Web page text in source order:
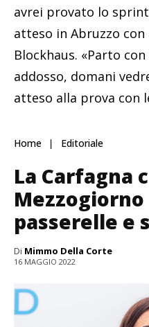
avrei provato lo
atteso in Abruzzo
Blockhaus. «Parto
addosso, domani
atteso alla prova con
Home Editoriale
La Carfagna
passerelle e
Di Mimmo Della Corte
16 MAGGIO 2022